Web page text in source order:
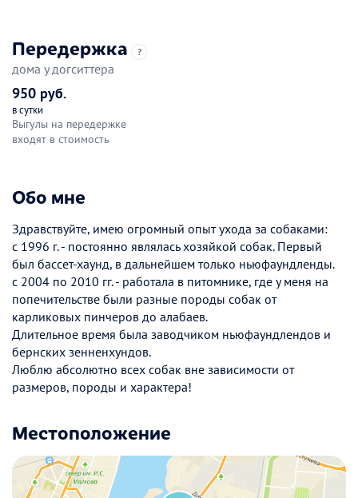
Передержка ?
дома у догситтера
950 руб.
в сутки
Выгулы на передержке
входят в стоимость
Обо мне
Здравствуйте, имею огромный опыт ухода за собаками:
с 1996 г. - постоянно являлась хозяйкой собак. Первый
был бассет-хаунд, в дальнейшем только ньюфаундленды.
с 2004 по 2010 гг. - работала в питомнике, где у меня на
попечительстве были разные породы собак от
карликовых пинчеров до алабаев.
Длительное время была заводчиком ньюфаундлендов и
бернских зенненхундов.
Люблю абсолютно всех собак вне зависимости от
размеров, породы и характера!
Местоположение